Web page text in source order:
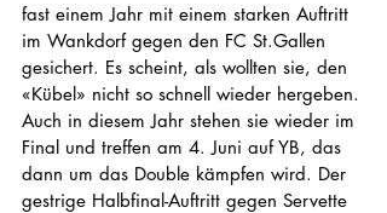
fast einem Jahr mit einem starken Auftritt
im Wankdorf gegen den FC St.Gallen
gesichert. Es scheint, als wollten sie, den
«Kübel» nicht so schnell wieder hergeben.
Auch in diesem Jahr stehen sie wieder im
Final und treffen am 4. Juni auf YB, das
dann um das Double kämpfen wird. Der
gestrige Halbfinal-Auftritt gegen Servette